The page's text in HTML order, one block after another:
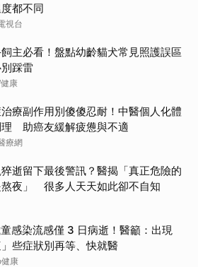
都不同
視台
主必看！盤點幼齡貓犬常見照護誤區
踩雷
康
療副作用別傻傻忍耐！中醫個人化體
助癌友緩解疲憊與不適
療網
逝留下最後警訊？醫揭「真正危險的
夜」 很多人天天如此卻不自知
感染流感僅 3 日病逝！醫籲：出現
」些症狀別再等、快就醫
康